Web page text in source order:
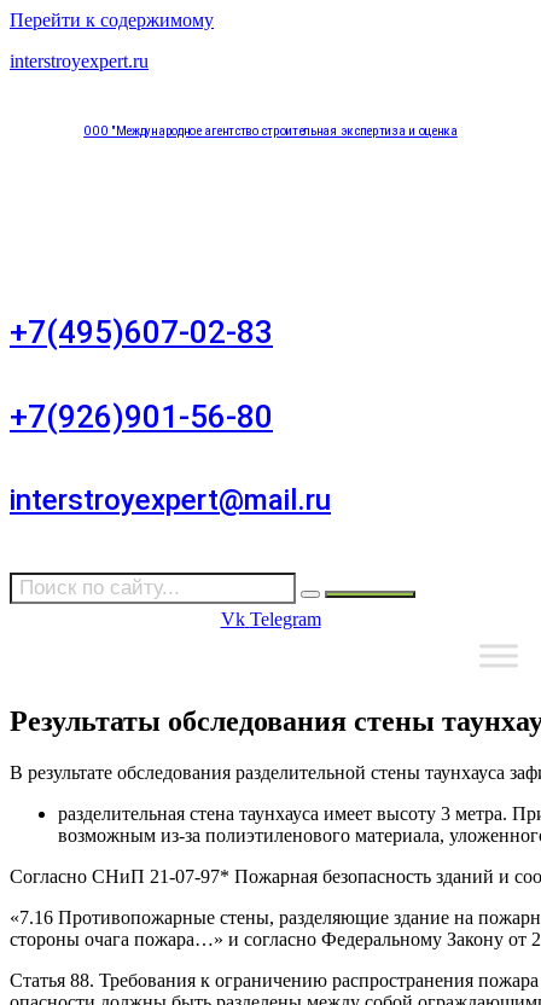
Перейти к содержимому
interstroyexpert.ru
ООО "Международное агентство строительная экспертиза и оценка
+7(495)607-02-83
+7(926)901-56-80
interstroyexpert@mail.ru
Vk Telegram
Результаты обследования стены
В результате обследования разделительной стены таунхауса
разделительная стена таунхауса имеет высоту 3 метра.
возможным из-за полиэтиленового материала,
Согласно СНиП 21-07-97* Пожарная безопасность зданий и
«7.16 Противопожарные стены, разделяющие здание на
стороны очага пожара…» и согласно Федеральному Закону от
Статья 88. Требования к ограничению распространения